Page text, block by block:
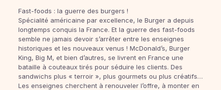
Fast-foods : la guerre des burgers !
Spécialité américaine par excellence, le Burger a depuis
longtemps conquis la France. Et la guerre des fast-foods
semble ne jamais devoir s’arrêter entre les enseignes
historiques et les nouveaux venus ! McDonald’s, Burger
King, Big M, et bien d’autres, se livrent en France une
bataille à couteaux tirés pour séduire les clients. Des
sandwichs plus « terroir », plus gourmets ou plus créatifs…
Les enseignes cherchent à renouveler l’offre, à monter en